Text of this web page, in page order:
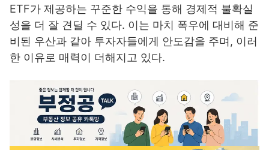
ETF가 제공하는 꾸준한 수익을 통해 경제적 불확실
성을 더 잘 견딜 수 있다. 이는 마치 폭우에 대비해 준
비된 우산과 같아 투자자들에게 안도감을 주며, 이러
한 이유로 매력이 더해지고 있다.